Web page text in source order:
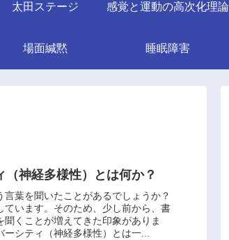
太田ステージ 感覚と運動の高次化理論
場面緘黙 睡眠障害
神経多様性）とは何か？
葉を聞いたことがあるでしょうか？
ています。そのため、少し前から、書
くことが増えてきた印象がありま
シティ（神経多様性）とは一...